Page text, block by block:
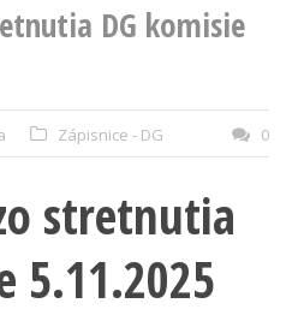
DG komisie
Zápisnice - DG 0
stretnutia
5.11.2025